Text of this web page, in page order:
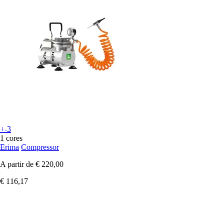
+-3
1 cores
Erima Compressor
A partir de € 220,00
€ 116,17